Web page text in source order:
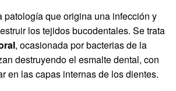
patología que origina una infección y
los tejidos bucodentales. Se trata
, ocasionada por bacterias de la
destruyendo el esmalte dental, con
en las capas internas de los dientes.